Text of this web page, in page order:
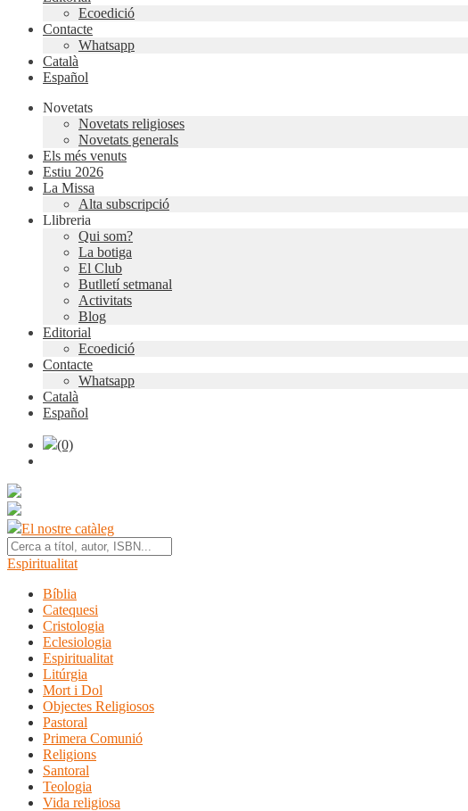
Ecoedició
Contacte
Whatsapp
Català
Español
Novetats
Novetats religioses
Novetats generals
Els més venuts
Estiu 2026
La Missa
Alta subscripció
Llibreria
Qui som?
La botiga
El Club
Butlletí setmanal
Activitats
Blog
Editorial
Ecoedició
Contacte
Whatsapp
Català
Español
(0)
El nostre catàleg
Espiritualitat
Bíblia
Catequesi
Cristologia
Eclesiologia
Espiritualitat
Litúrgia
Mort i Dol
Objectes Religiosos
Pastoral
Primera Comunió
Religions
Santoral
Teologia
Vida religiosa